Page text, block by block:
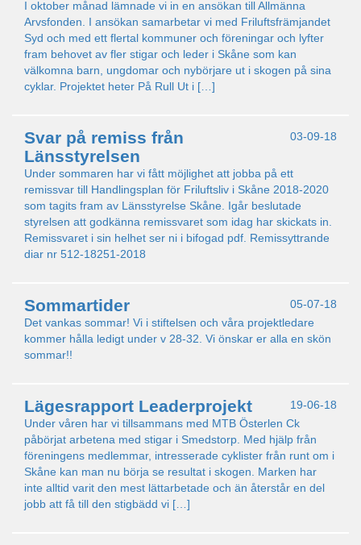
I oktober månad lämnade vi in en ansökan till Allmänna
Arvsfonden. I ansökan samarbetar vi med Friluftsfrämjandet
Syd och med ett flertal kommuner och föreningar och lyfter
fram behovet av fler stigar och leder i Skåne som kan
välkomna barn, ungdomar och nybörjare ut i skogen på sina
cyklar. Projektet heter På Rull Ut i […]
03-09-18
Svar på remiss från
Länsstyrelsen
Under sommaren har vi fått möjlighet att jobba på ett
remissvar till Handlingsplan för Friluftsliv i Skåne 2018-2020
som tagits fram av Länsstyrelse Skåne. Igår beslutade
styrelsen att godkänna remissvaret som idag har skickats in.
Remissvaret i sin helhet ser ni i bifogad pdf. Remissyttrande
diar nr 512-18251-2018
05-07-18
Sommartider
Det vankas sommar! Vi i stiftelsen och våra projektledare
kommer hålla ledigt under v 28-32. Vi önskar er alla en skön
sommar!!
19-06-18
Lägesrapport Leaderprojekt
Under våren har vi tillsammans med MTB Österlen Ck
påbörjat arbetena med stigar i Smedstorp. Med hjälp från
föreningens medlemmar, intresserade cyklister från runt om i
Skåne kan man nu börja se resultat i skogen. Marken har
inte alltid varit den mest lättarbetade och än återstår en del
jobb att få till den stigbädd vi […]